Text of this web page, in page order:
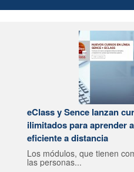
eClass y Sence lanzan
ilimitados para aprender
eficiente a distancia
Los módulos, que tienen
las personas...